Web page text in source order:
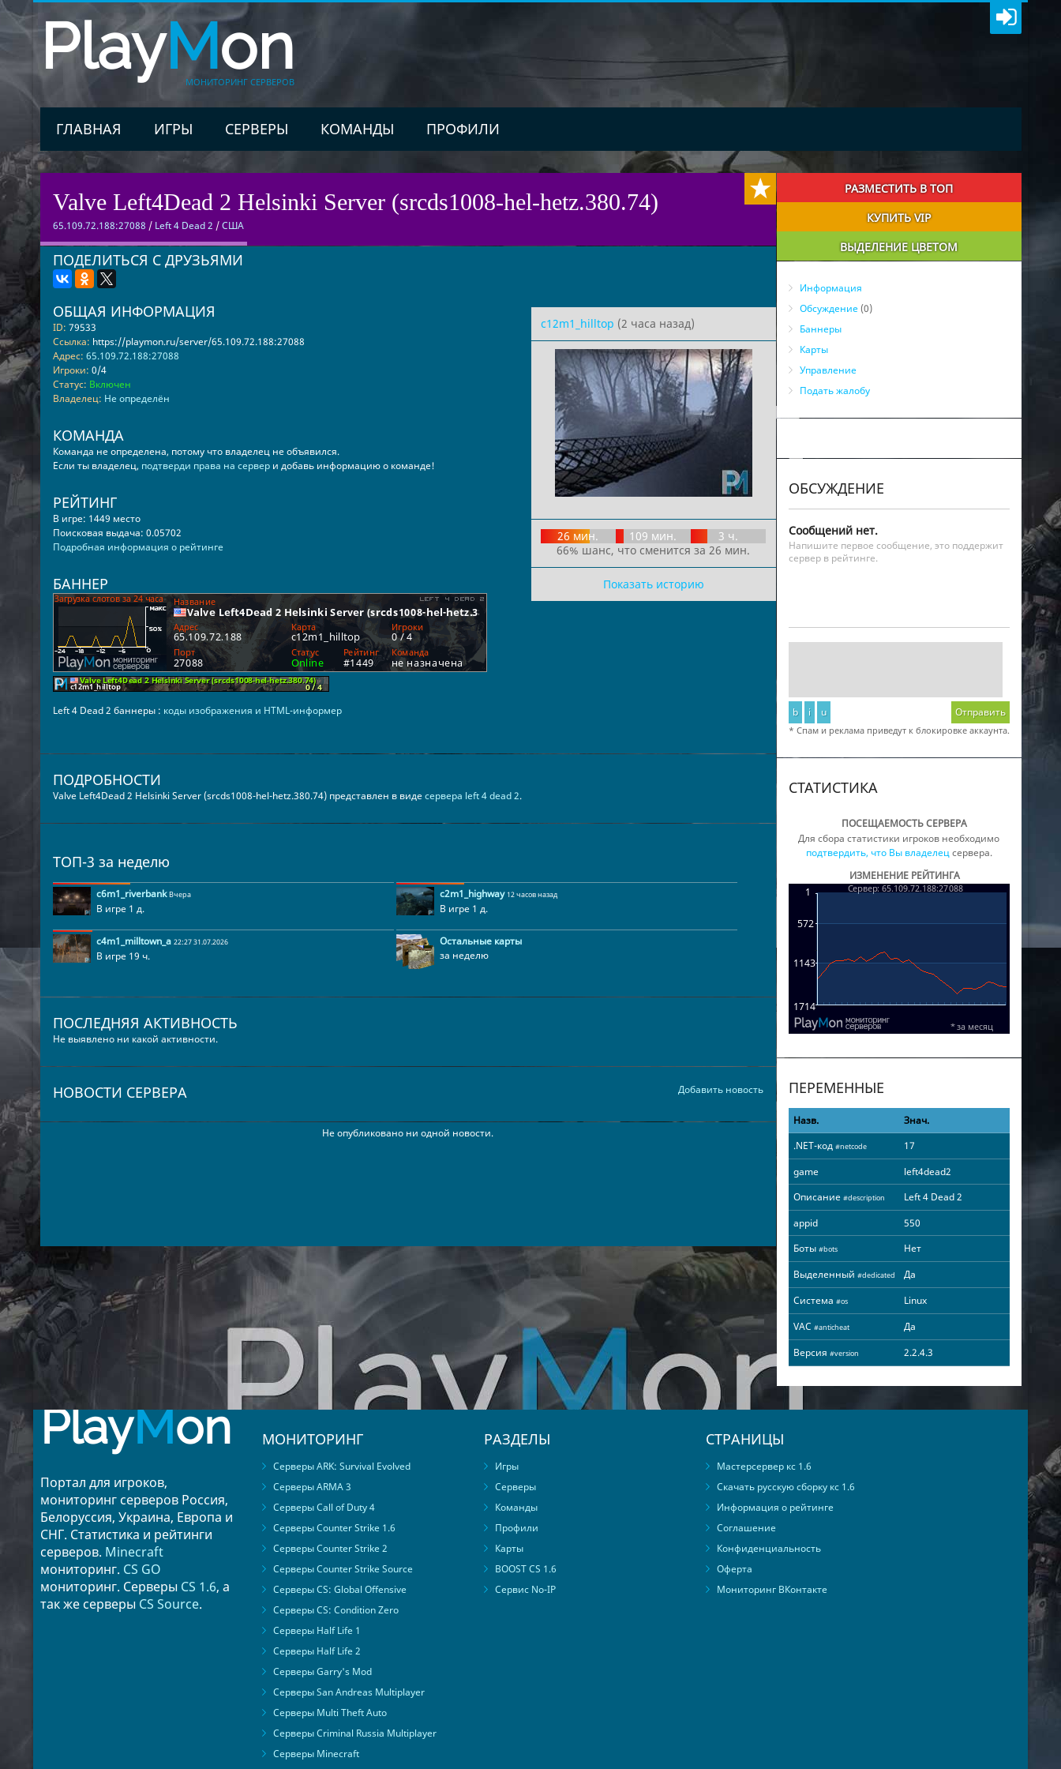
PlayMon
МОНИТОРИНГ СЕРВЕРОВ
ГЛАВНАЯ ИГРЫ СЕРВЕРЫ КОМАНДЫ ПРОФИЛИ
Valve Left4Dead 2 Helsinki Server (srcds1008-hel-hetz.380.74)
65.109.72.188:27088 / Left 4 Dead 2 /США
ПОДЕЛИТЬСЯ С ДРУЗЬЯМИ
c12m1_hilltop (2 часа назад)
26 мин. 109 мин.
3 ч.
66% шанс, что сменится за 26 мин.
Показать историю
ОБЩАЯ ИНФОРМАЦИЯ
ID: 79533
Ссылка: https://playmon.ru/server/65.109.72.188:27088
Адрес: 65.109.72.188:27088
Игроки: 0/4
Статус: Включен
Владелец: Не определён
КОМАНДА
Команда не определена, потому что владелец не объявился.
Если ты владелец, подтверди права на сервери добавь информацию о команде!
РЕЙТИНГ
В игре: 1449 место
Поисковая выдача: 0.05702
Подробная информация о рейтинге
БАННЕР
Left 4 Dead 2 баннеры : коды изображения и HTML-информер
ПОДРОБНОСТИ
Valve Left4Dead 2 Helsinki Server (srcds1008-hel-hetz.380.74) представлен в видесервера left 4 dead 2.
ТОП-3 за неделю
c6m1_riverbank Вчера
В игре 1 д.
c2m1_highway 12 часов назад
В игре 1 д.
c4m1_milltown_a 22:27 31.07.2026
В игре 19 ч.
Остальные карты
за неделю
ПОСЛЕДНЯЯ АКТИВНОСТЬ
Не выявлено ни какой активности.
Добавить новость
НОВОСТИ СЕРВЕРА
Не опубликовано ни одной новости.
РАЗМЕСТИТЬ В ТОП
КУПИТЬ VIP
ВЫДЕЛЕНИЕ ЦВЕТОМ
Информация
Обсуждение(0)
Баннеры
Карты
Управление
Подать жалобу
ОБСУЖДЕНИЕ
Сообщений нет.
Напишите первое сообщение, это поддержит
сервер в рейтинге.
b i u Отправить
* Спам и реклама приведут к блокировке аккаунта.
СТАТИСТИКА
ПОСЕЩАЕМОСТЬ СЕРВЕРА
Для сбора статистики игроков необходимо
подтвердить, что Вы владелецсервера.
ИЗМЕНЕНИЕ РЕЙТИНГА
ПЕРЕМЕННЫЕ
Назв.
Знач.
.NET-код #netcode
17
game
left4dead2
Описание #description
Left 4 Dead 2
appid
550
Боты #bots
Нет
Выделенный #dedicated
Да
Система #os
Linux
VAC #anticheat
Да
Версия #version 2.2.4.3
PlayMon
Портал для игроков,
мониторинг серверов Россия,
Белоруссия, Украина, Европа и
СНГ. Статистика и рейтинги
серверов. Minecraft
мониторинг. CS GO
мониторинг. Серверы CS 1.6, а
так же серверы CS Source.
МОНИТОРИНГ
Серверы ARK: Survival Evolved
Серверы ARMA 3
Серверы Call of Duty 4
Серверы Counter Strike 1.6
Серверы Counter Strike 2
Серверы Counter Strike Source
Серверы CS: Global Offensive
Серверы CS: Condition Zero
Серверы Half Life 1
Серверы Half Life 2
Серверы Garry's Mod
Серверы San Andreas Multiplayer
Серверы Multi Theft Auto
Серверы Criminal Russia Multiplayer
Серверы Minecraft
РАЗДЕЛЫ
Игры
Серверы
Команды
Профили
Карты
BOOST CS 1.6
Сервис No-IP
СТРАНИЦЫ
Мастерсервер кс 1.6
Скачать русскую сборку кс 1.6
Информация о рейтинге
Соглашение
Конфиденциальность
Оферта
Мониторинг ВКонтакте